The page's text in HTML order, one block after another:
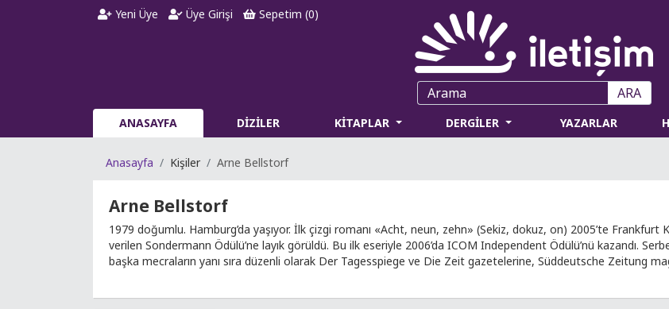
Yeni Üye Üye Girişi Sepetim (0)
ARA
ANASAYFA DİZİLER KİTAPLAR DERGİLER YAZARLAR
Anasayfa Kişiler Arne Bellstorf
Arne Bellstorf
1979 doğumlu. Hamburg’da yaşıyor. İlk çizgi romanı «Acht, neun, zehn» (Sekiz, dokuz, on) 2005’te Frankfurt
verilen Sondermann Ödülü’ne layık görüldü. Bu ilk eseriyle 2006’da ICOM Independent Ödülü’nü kazandı.
başka mecraların yanı sıra düzenli olarak Der Tagesspiege ve Die Zeit gazetelerine, Süddeutsche Zeitung